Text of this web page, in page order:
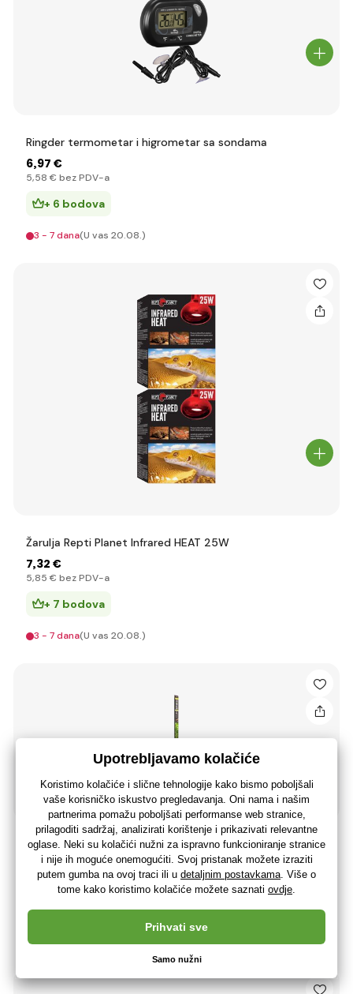
Ringder termometar i higrometar sa sondama
6,97 €
5,58 € bez PDV-a
+ 6 bodova
3 - 7 dana(U vas 20.08.)
Žarulja Repti Planet Infrared HEAT 25W
7,32 €
5,85 € bez PDV-a
+ 7 bodova
3 - 7 dana(U vas 20.08.)
Lampa Repti Planet Repti UVB 5.0 90cm 30W
19,49 €
,59 € bez PDV-a
+ 19 bodova